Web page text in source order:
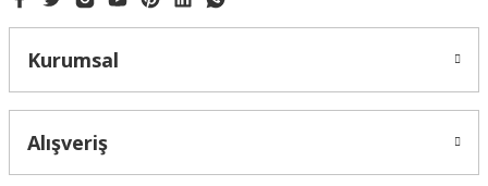
Kurumsal
Alışveriş